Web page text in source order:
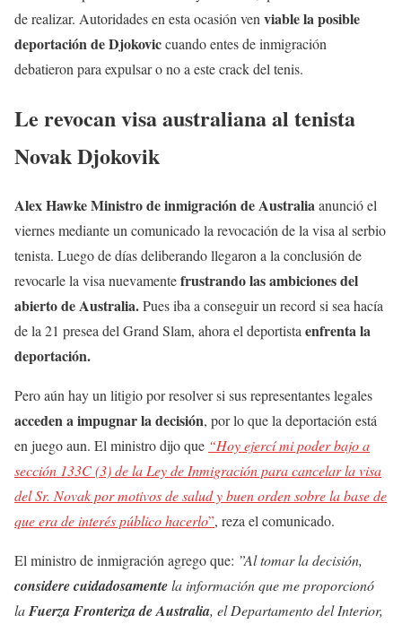
de realizar. Autoridades en esta ocasión ven viable la posible
deportación de Djokoviccuando entes de inmigración
debatieron para expulsar o no a este crack del tenis.
Le revocan visa australiana al tenista
Novak Djokovik
Alex Hawke Ministro de inmigración de Australiaanunció el
viernes mediante un comunicado la revocación de la visa al serbio
tenista. Luego de días deliberando llegaron a la conclusión de
revocarle la visa nuevamentefrustrando las ambiciones del
abierto de Australia.Pues iba a conseguir un record si sea hacía
de la 21 presea del Grand Slam, ahora el deportista enfrenta la
deportación.
Pero aún hay un litigio por resolver si sus representantes legales
acceden a impugnar la decisión, por lo que la deportación está
en juego aun. El ministro dijo que “Hoy ejercí mi poder bajo a
sección 133C (3) de la Ley de Inmigración para cancelar la visa
del Sr. Novak por motivos de salud y buen orden sobre la base de
que era de interés público hacerlo”, reza el comunicado.
El ministro de inmigración agrego que: ”Al tomar la decisión,
considerecuidadosamentela información que me proporcionó
laFuerza Fronteriza de Australia, el Departamento del Interior,